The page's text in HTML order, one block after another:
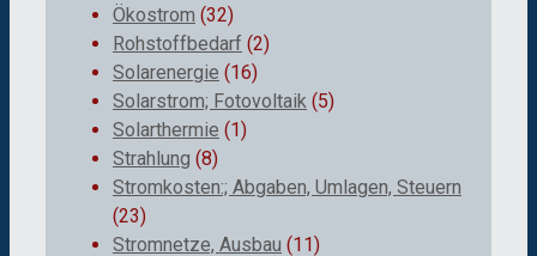
Ökostrom (32)
Rohstoffbedarf (2)
Solarenergie (16)
Solarstrom; Fotovoltaik (5)
Solarthermie (1)
Strahlung (8)
Stromkosten:; Abgaben, Umlagen, Steuern
(23)
Stromnetze, Ausbau (11)